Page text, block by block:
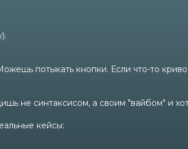
потыкать кнопки. Если что-то
не синтаксисом, а своим "вайбом" и
кейсы: